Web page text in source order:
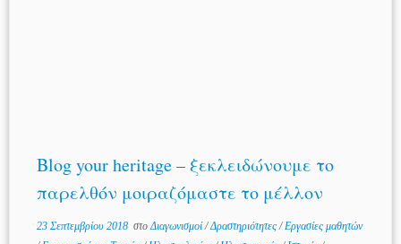
Blog your heritage – ξεκλειδώνουμε το
παρελθόν μοιραζόμαστε το μέλλον
23 Σεπτεμβρίου 2018στοΔιαγωνισμοί/Δραστηριότητες/Εργασίες μαθητών